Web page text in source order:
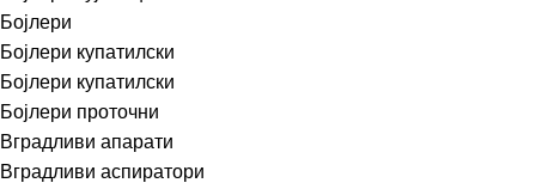
Бојлери
Бојлери купатилски
Бојлери купатилски
Бојлери проточни
Вградливи апарати
Вградливи аспиратори